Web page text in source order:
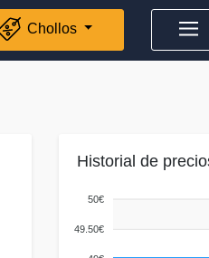
Chollos
Historial de
50€
49.50€